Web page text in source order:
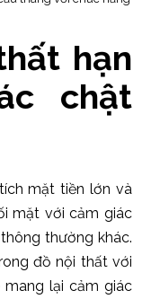
hạn
chật
mặt tiền lớn và
mặt với cảm giác
thường khác.
đồ nội thất với
lại cảm giác